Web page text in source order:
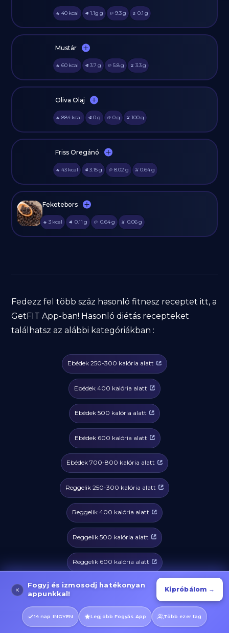
🔥 40 kcal 🥩 1.1g g 🥔 9.3g 🫒 0.1 g
Mustár
🔥 60 kcal 🥩 3.7 g 🥔 5.8g 🫒 3.3g
Oliva Olaj
🔥 884 kcal 🥩 0g 🥔 0g 🫒 100g
Friss Oregánó
🔥 43 kcal 🥩 3.15g 🥔 8.02 g 🫒 0.64g
Feketebors
🔥 3 kcal 🥩 0.11 g 🥔 0.64g 🫒 0.06g
Fedezz fel több száz hasonló fitnesz receptet itt, a
GetFIT App-ban! Hasonló diétás recepteket
találhatsz az alábbi kategóriákban :
Ebédek 250-300 kalória alatt
Ebédek 400 kalória alatt
Ebédek 500 kalória alatt
Ebédek 600 kalória alatt
Ebédek 700-800 kalória alatt
Reggelik 250-300 kalória alatt
Reggelik 400 kalória alatt
Reggelik 500 kalória alatt
Reggelik 600 kalória alatt
Reggelik 700-800 kalória alatt
Vacsorák 250-300 kalória alatt
Fogyj és izmosodj hatékonyan
appunkkal!
Kipróbálom →
14 nap INGYEN Legjobb Fogyás App Több ezer tag